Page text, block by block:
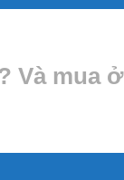
Và mua ở